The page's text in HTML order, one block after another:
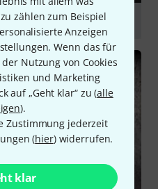
zählen zum Beispiel
Anzeigen
Wenn das für
Nutzung von Cookies
und Marketing
auf „Geht klar“ zu (alle
).
Zustimmung jederzeit
(hier) widerrufen.
klar